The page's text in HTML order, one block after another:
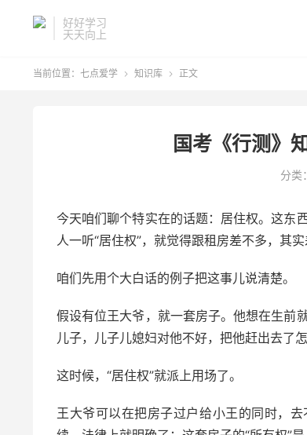
好好学习
天天向上
当前位置： 七点爱学  知识库  正文
国考《行测》
分类：
今天咱们聊个特实在的话题：居住权。这东
人一听“居住权”，就觉得跟租房差不多，其
咱们先用个大白话的例子把这事儿说清楚。
假设有位王大爷，就一套房子。他想在生前
儿子，儿子儿媳妇对他不好，把他赶出去了
这时候，“居住权”就派上用场了。
王大爷可以在把房子过户给小王的同时，